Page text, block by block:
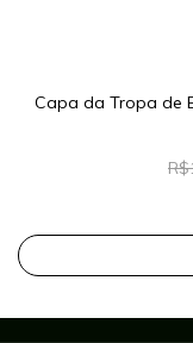
Capa da Tropa de